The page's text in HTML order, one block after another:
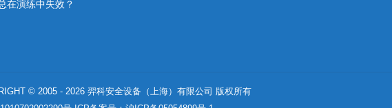
在演练中失效？
© 2005 - 2026 羿科安全设备（上海）有限公司 版权所有